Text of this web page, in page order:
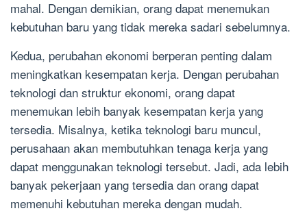
mahal. Dengan demikian, orang dapat menemukan
kebutuhan baru yang tidak mereka sadari sebelumnya.
Kedua, perubahan ekonomi berperan penting dalam
meningkatkan kesempatan kerja. Dengan perubahan
teknologi dan struktur ekonomi, orang dapat
menemukan lebih banyak kesempatan kerja yang
tersedia. Misalnya, ketika teknologi baru muncul,
perusahaan akan membutuhkan tenaga kerja yang
dapat menggunakan teknologi tersebut. Jadi, ada lebih
banyak pekerjaan yang tersedia dan orang dapat
memenuhi kebutuhan mereka dengan mudah.